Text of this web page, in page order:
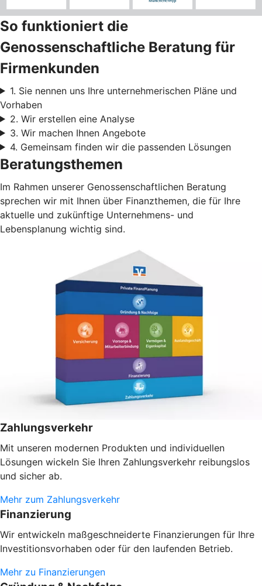
So funktioniert die
Genossenschaftliche Beratung für
Firmenkunden
1. Sie nennen uns Ihre unternehmerischen Pläne und
Vorhaben
2. Wir erstellen eine Analyse
3. Wir machen Ihnen Angebote
4. Gemeinsam finden wir die passenden Lösungen
Beratungsthemen
Im Rahmen unserer Genossenschaftlichen Beratung
sprechen wir mit Ihnen über Finanzthemen, die für Ihre
aktuelle und zukünftige Unternehmens- und
Lebensplanung wichtig sind.
Zahlungsverkehr
Mit unseren modernen Produkten und individuellen
Lösungen wickeln Sie Ihren Zahlungsverkehr reibungslos
und sicher ab.
Mehr zum Zahlungsverkehr
Finanzierung
Wir entwickeln maßgeschneiderte Finanzierungen für Ihre
Investitionsvorhaben oder für den laufenden Betrieb.
Mehr zu Finanzierungen